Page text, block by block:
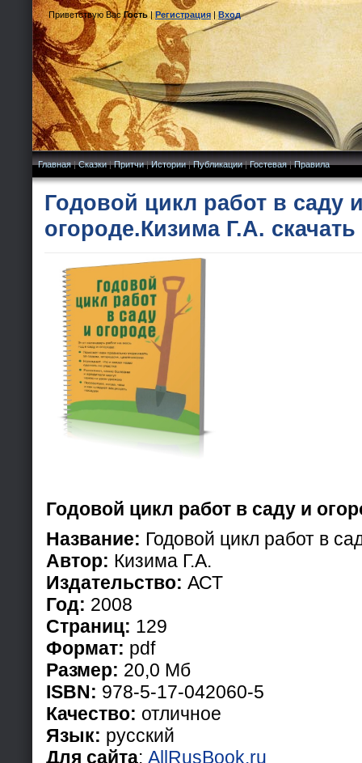
Приветствую Вас Гость|Регистрация|Вход
Главная|Сказки|Притчи|Истории|Публикации|Гостевая|Правила
Годовой цикл работ в саду
огороде.Кизима Г.А.
Годовой цикл работ в саду и
Название: Годовой цикл работ в
Автор: Кизима Г.А.
Издательство: АСТ
Год: 2008
Страниц: 129
Формат: pdf
Размер: 20,0 Мб
ISBN: 978-5-17-042060-5
Качество: отличное
Язык: русский
Для сайта: AllRusBook.ru